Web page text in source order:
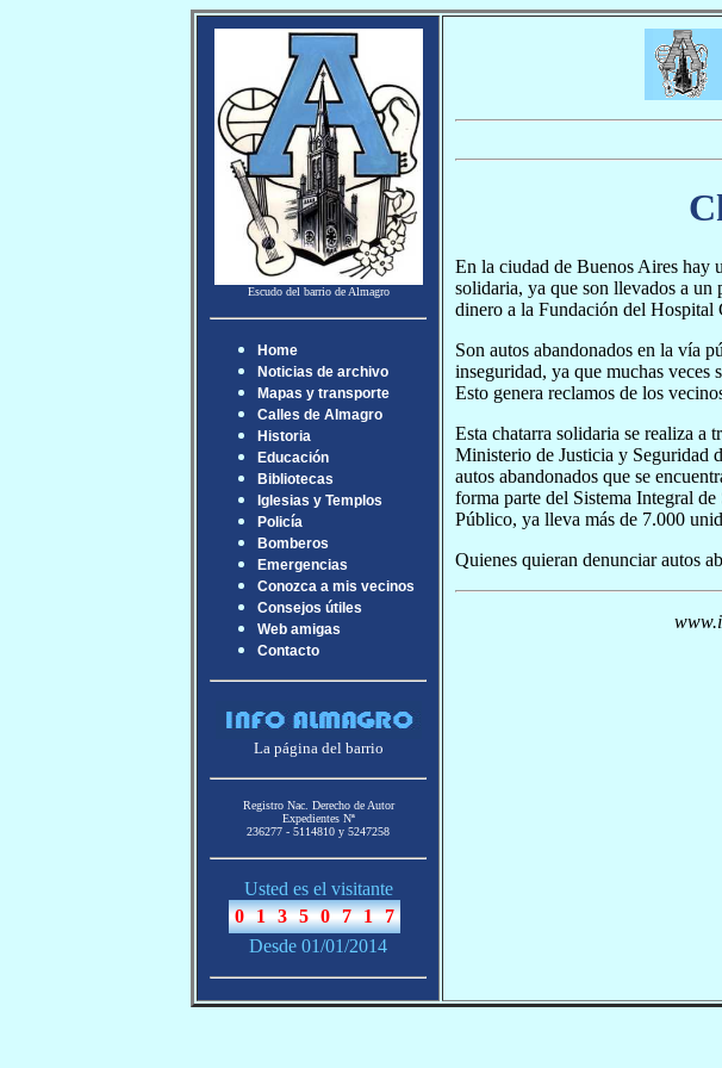
Escudo del barrio de Almagro
Home
Noticias de archivo
Mapas y transporte
Calles de Almagro
Historia
Educación
Bibliotecas
Iglesias y Templos
Policía
Bomberos
Emergencias
Conozca a mis vecinos
Consejos útiles
Web amigas
Contacto
La página del barrio
Registro Nac. Derecho de Autor
Expedientes Nª
236277 - 5114810 y 5247258
Usted es el visitante
Desde 01/01/2014
En la ciudad de Buenos Aires hay
solidaria, ya que son llevados a un
dinero a la Fundación del Hospital
Son autos abandonados en la vía
inseguridad, ya que muchas veces
Esto genera reclamos de los
Esta chatarra solidaria se realiza a
Ministerio de Justicia y Seguridad
autos abandonados que se
forma parte del Sistema Integral
Público, ya lleva más de 7.000
Quienes quieran denunciar autos